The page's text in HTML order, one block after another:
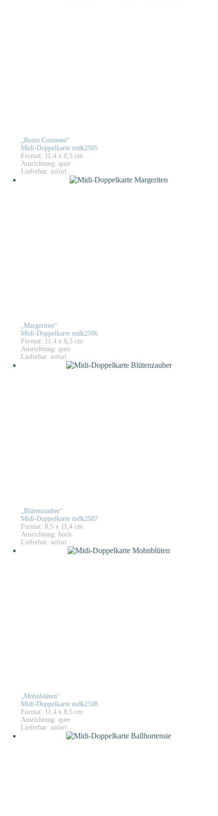
„Bunte Cosmeen“
Midi-Doppelkarte mdk2505
Format: 11,4 x 8,5 cm
Ausrichtung: quer
Lieferbar: sofort
„Margeriten“
Midi-Doppelkarte mdk2506
Format: 11,4 x 8,5 cm
Ausrichtung: quer
Lieferbar: sofort
„Blütenzauber“
Midi-Doppelkarte mdk2507
Format: 8,5 x 11,4 cm
Ausrichtung: hoch
Lieferbar: sofort
„Mohnblüten“
Midi-Doppelkarte mdk2508
Format: 11,4 x 8,5 cm
Ausrichtung: quer
Lieferbar: sofort